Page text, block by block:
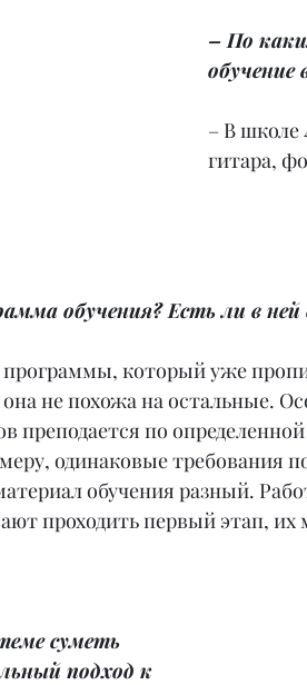
– По
обучение
– В школе
гитара,
обучения? Есть ли в ней
программы, который уже
не похожа на остальные.
преподается по
одинаковые требования
обучения разный.
проходить первый этап, их
суметь
подход к